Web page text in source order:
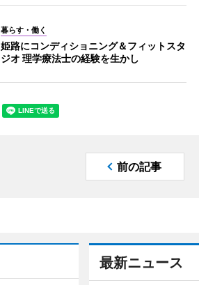
暮らす・働く
姫路にコンディショニング＆フィットスタ
ジオ 理学療法士の経験を生かし
前の記事
最新ニュース